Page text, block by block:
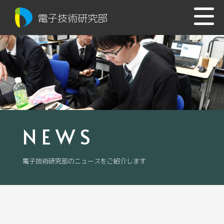
電子技術研究部
NEWS
電子技術研究部のニュースをご紹介します